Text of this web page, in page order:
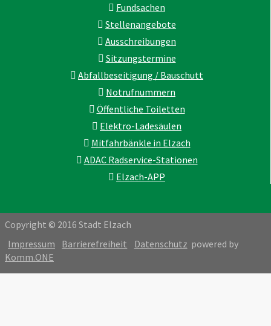
Fundsachen
Stellenangebote
Ausschreibungen
Sitzungstermine
Abfallbeseitigung / Bauschutt
Notrufnummern
Öffentliche Toiletten
Elektro-Ladesäulen
Mitfahrbänkle in Elzach
ADAC Radservice-Stationen
Elzach-APP
Copyright © 2016 Stadt Elzach
Impressum
Barrierefreiheit Datenschutz powered by
Komm.ONE